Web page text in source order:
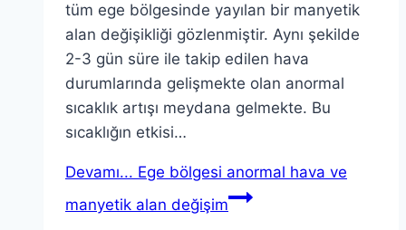
tüm ege bölgesinde yayılan bir manyetik
alan değişikliği gözlenmiştir. Aynı şekilde
2-3 gün süre ile takip edilen hava
durumlarında gelişmekte olan anormal
sıcaklık artışı meydana gelmekte. Bu
sıcaklığın etkisi…
Devamı... Ege bölgesi anormal hava ve
manyetik alan değişim